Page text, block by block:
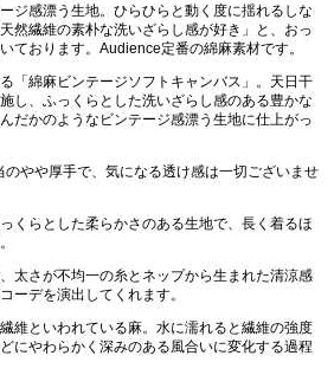
ジ感漂う生地。ひらひらと動く度に揺れるしな
然繊維の素朴な洗いざらし感が好き」と、おっ
ております。Audience定番の綿麻素材です。
「綿麻ビンテージソフトキャンバス」。天日干
し、ふっくらとした洗いざらし感のある豊かな
だかのようなビンテージ感漂う生地に仕上がっ
やや厚手で、気になる透け感は一切ございませ
くらとした柔らかさのある生地で、長く着るほ
太さが不均一の糸とネップから生まれた清涼感
ーデを演出してくれます。
維といわれている麻。水に濡れると繊維の強度
にやわらかく深みのある風合いに変化する過程